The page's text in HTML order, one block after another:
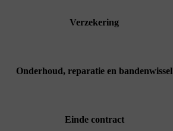
Verzekering
Onderhoud, reparatie en bandenwissel
Einde contract